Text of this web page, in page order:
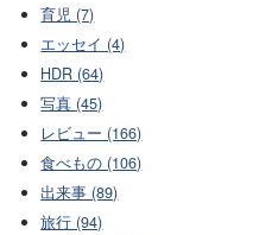
育児 (7)
エッセイ (4)
HDR (64)
写真 (45)
レビュー (166)
食べもの (106)
出来事 (89)
旅行 (94)